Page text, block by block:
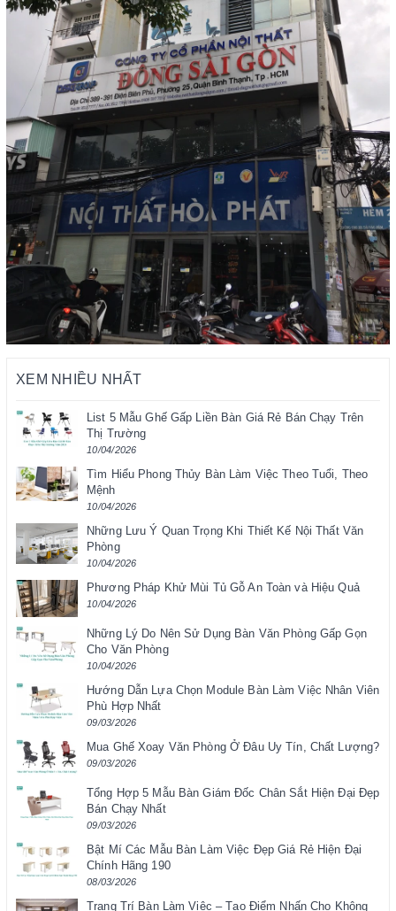
XEM NHIỀU NHẤT
List 5 Mẫu Ghế Gấp Liền Bàn Giá Rẻ Bán Chạy Trên
Thị Trường
10/04/2026
Tìm Hiểu Phong Thủy Bàn Làm Việc Theo Tuổi, Theo
Mệnh
10/04/2026
Những Lưu Ý Quan Trọng Khi Thiết Kế Nội Thất Văn
Phòng
10/04/2026
Phương Pháp Khử Mùi Tủ Gỗ An Toàn và Hiệu Quả
10/04/2026
Những Lý Do Nên Sử Dụng Bàn Văn Phòng Gấp Gọn
Cho Văn Phòng
10/04/2026
Hướng Dẫn Lựa Chọn Module Bàn Làm Việc Nhân Viên
Phù Hợp Nhất
09/03/2026
Mua Ghế Xoay Văn Phòng Ở Đâu Uy Tín, Chất Lượng?
09/03/2026
Tổng Hợp 5 Mẫu Bàn Giám Đốc Chân Sắt Hiện Đại Đẹp
Bán Chạy Nhất
09/03/2026
Bật Mí Các Mẫu Bàn Làm Việc Đẹp Giá Rẻ Hiện Đại
Chính Hãng 190
08/03/2026
Trang Trí Bàn Làm Việc – Tạo Điểm Nhấn Cho Không